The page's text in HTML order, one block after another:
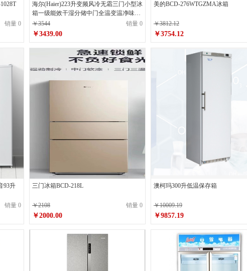
销量 0
海尔(Haier)223升变频风冷无霜三门小型冰
箱一级能效干湿分储中门全温变温净味宿
舍租房节能BCD-223WDPT
￥3544 销量 0
￥3439.00
美的BCD-276WTGZMA冰箱
￥3812.12
￥3754.12
93升
销量 0
三门冰箱BCD-218L
￥2108 销量 0
￥2000.00
澳柯玛300升低温保存箱
￥10009.19
￥9857.19